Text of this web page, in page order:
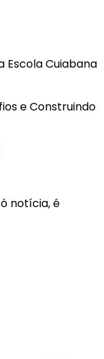
Escola Cuiabana
e Construindo
notícia, é